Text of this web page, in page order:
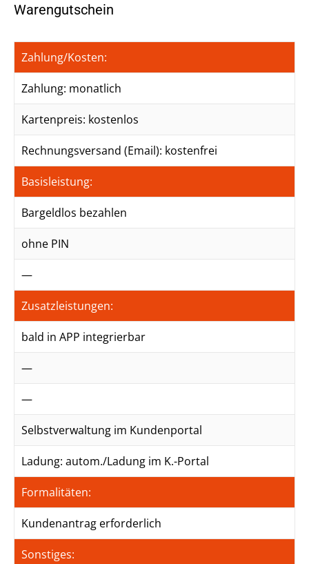
Warengutschein
Zahlung/Kosten:
Zahlung: monatlich
Kartenpreis: kostenlos
Rechnungsversand (Email): kostenfrei
Basisleistung:
Bargeldlos bezahlen
ohne PIN
—
Zusatzleistungen:
bald in APP integrierbar
—
—
Selbstverwaltung im Kundenportal
Ladung: autom./Ladung im K.-Portal
Formalitäten:
Kundenantrag erforderlich
Sonstiges: